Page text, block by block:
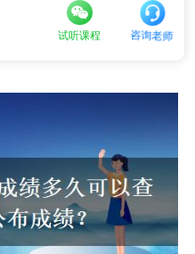
试听课程 咨询老师